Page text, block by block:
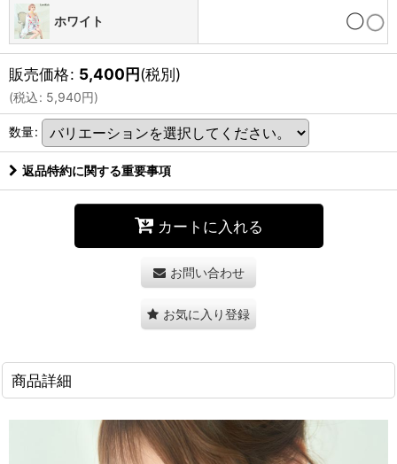
ホワイト ◯
販売価格: 5,400円(税別)
(税込: 5,940円)
数量:
返品特約に関する重要事項
カートに入れる
お問い合わせ
お気に入り登録
商品詳細